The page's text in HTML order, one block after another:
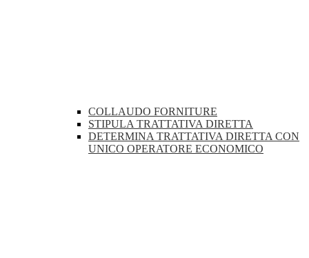
COLLAUDO FORNITURE
STIPULA TRATTATIVA DIRETTA
DETERMINA TRATTATIVA DIRETTA CON
UNICO OPERATORE ECONOMICO